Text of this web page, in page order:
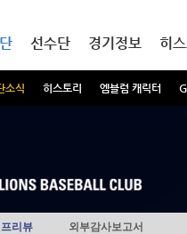
소식 히스토리 엠블럼 캐릭터
선수단 경기정보 히
프리뷰 외부감사보고서